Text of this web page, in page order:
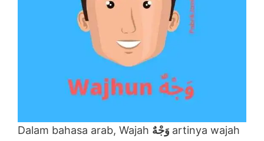
Dalam bahasa arab, Wajah artinya wajah